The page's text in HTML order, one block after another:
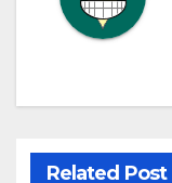
Related Post